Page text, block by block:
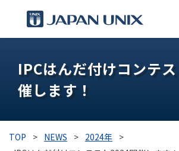
IPC
導入事例
IPCはんだ付けコンテ
催します！
TOP > NEWS > 2024年 >